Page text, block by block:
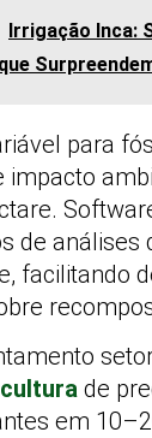
Irrigação Inca:
para
impacto
de análises
facilitando
de
em